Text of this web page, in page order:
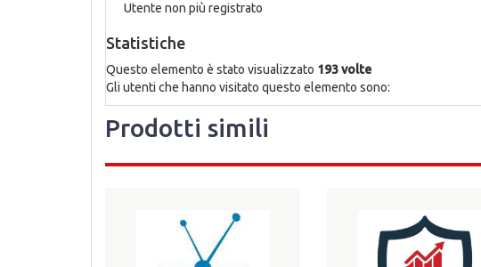
Utente non più registrato
Statistiche
Questo elemento è stato visualizzato 193 volte
Gli utenti che hanno visitato questo elemento sono:
Prodotti simili